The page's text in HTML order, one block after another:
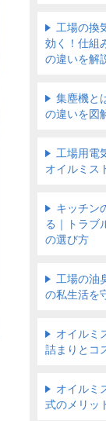
工場の換
効く！仕組
の違いを解
集塵機と
の違いを図
工場用電
オイルミス
キッチン
る｜トラブ
の選び方
工場の油
の私生活を
オイルミ
詰まりとコ
オイルミ
式のメリッ